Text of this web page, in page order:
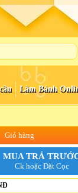
Làm Bánh
Giỏ hàng
MUA TRẢ
Ck hoặc Đặt Cọc